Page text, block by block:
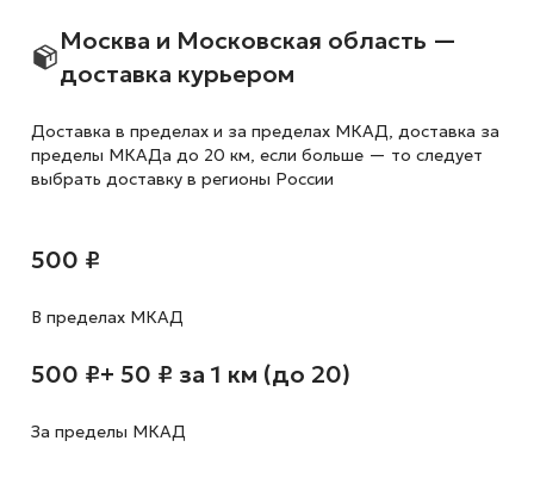
Москва и Московская область —
доставка курьером
Доставка в пределах и за пределах МКАД, доставка за
пределы МКАДа до 20 км, если больше — то следует
выбрать доставку в регионы России
500 ₽
В пределах МКАД
500 ₽+ 50 ₽ за 1 км (до 20)
За пределы МКАД